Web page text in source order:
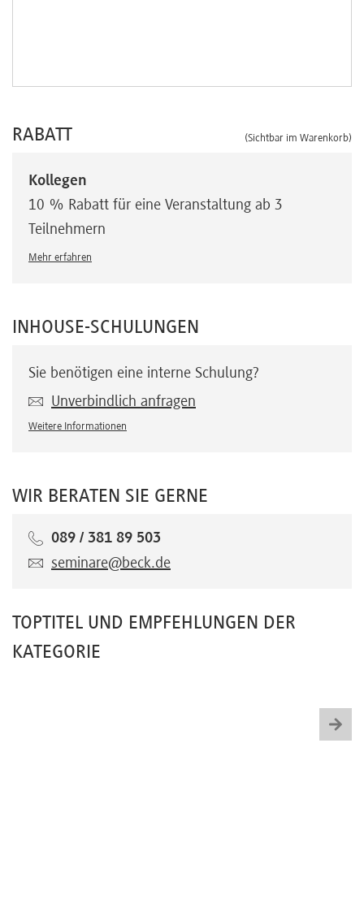
RABATT (Sichtbar im Warenkorb)
Kollegen
10 % Rabatt für eine Veranstaltung ab 3
Teilnehmern
Mehr erfahren
INHOUSE-SCHULUNGEN
Sie benötigen eine interne Schulung?
Unverbindlich anfragen
Weitere Informationen
WIR BERATEN SIE GERNE
089 / 381 89 503
seminare@beck.de
TOPTITEL UND EMPFEHLUNGEN DER
KATEGORIE